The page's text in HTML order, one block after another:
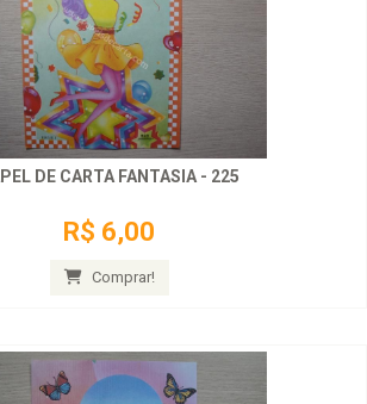
DE CARTA FANTASIA - 225
R$ 6,00
Comprar!